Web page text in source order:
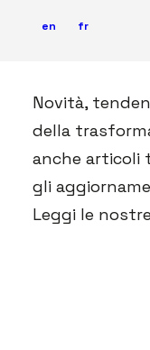
en fr
Novità,
della
anche articoli
gli
Leggi le